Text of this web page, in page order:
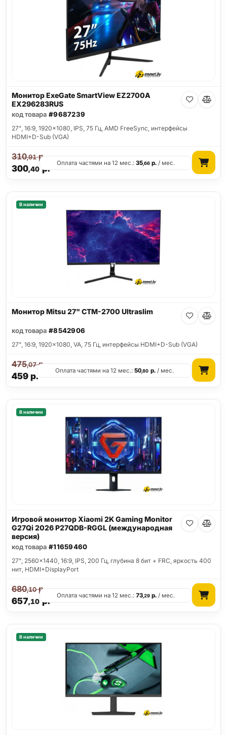
Монитор ExeGate SmartView EZ2700A
EX296283RUS
код товара #9687239
27", 16:9, 1920x1080, IPS, 75 Гц, AMD FreeSync, интерфейсы
HDMI+D-Sub (VGA)
300,40р.
310,91р.
Оплата частями на 12 мес.:35,66 р. / мес.
В наличии
Монитор Mitsu 27" CTM-2700 Ultraslim
код товара #8542906
27", 16:9, 1920x1080, VA, 75 Гц, интерфейсы HDMI+D-Sub (VGA)
459р.
475,07р.
Оплата частями на 12 мес.:50,80 р./ мес.
В наличии
Игровой монитор Xiaomi 2K Gaming Monitor
G27Qi 2026 P27QDB-RGGL (международная
версия)
код товара #11659460
27", 2560x1440, 16:9, IPS, 200 Гц, глубина 8 бит + FRC, яркость 400
нит, HDMI+DisplayPort
657,10р.
680,10р.
Оплата частями на 12 мес.:73,29 р. / мес.
В наличии